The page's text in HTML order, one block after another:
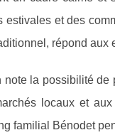
estivales et des
répond
note la possibilité
locaux et
familial Bénodet